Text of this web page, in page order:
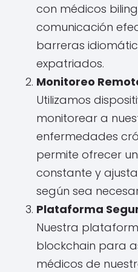
con médicos
comunicación
barreras
expatriados.
Monitoreo
Utilizamos
monitorear a
enfermedades
permite ofrecer
constante y
según sea
Plataforma
Nuestra
blockchain para
médicos de